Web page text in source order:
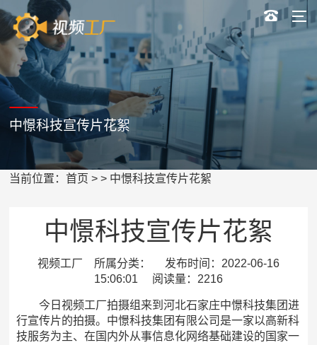
中憬科技宣传片花絮
当前位置：首页 > > 中憬科技宣传片花絮
中憬科技宣传片花絮
视频工厂 所属分类： 发布时间：2022-06-16
15:06:01 阅读量：2216
今日视频工厂拍摄组来到河北石家庄中憬科技集团进
行宣传片的拍摄。中憬科技集团有限公司是一家以高新科
技服务为主、在国内外从事信息化网络基础建设的国家一